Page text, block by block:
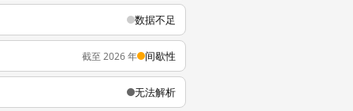
数据不足
截至 2026 年 间歇性
无法解析